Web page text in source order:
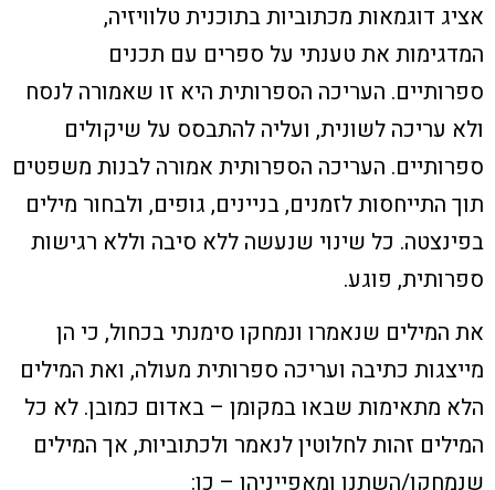
אציג דוגמאות מכתוביות בתוכנית טלוויזיה,
המדגימות את טענתי על ספרים עם תכנים
ספרותיים. העריכה הספרותית היא זו שאמורה לנסח
ולא עריכה לשונית, ועליה להתבסס על שיקולים
ספרותיים. העריכה הספרותית אמורה לבנות משפטים
תוך התייחסות לזמנים, בניינים, גופים, ולבחור מילים
בפינצטה. כל שינוי שנעשה ללא סיבה וללא רגישות
ספרותית, פוגע.
את המילים שנאמרו ונמחקו סימנתי בכחול, כי הן
מייצגות כתיבה ועריכה ספרותית מעולה, ואת המילים
הלא מתאימות שבאו במקומן – באדום כמובן. לא כל
המילים זהות לחלוטין לנאמר ולכתוביות, אך המילים
שנמחקו/השתנו ומאפייניהן – כן: